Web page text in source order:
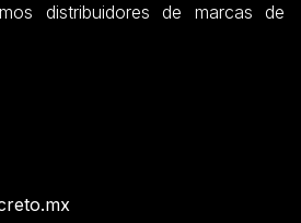
distribuidores de marcas de